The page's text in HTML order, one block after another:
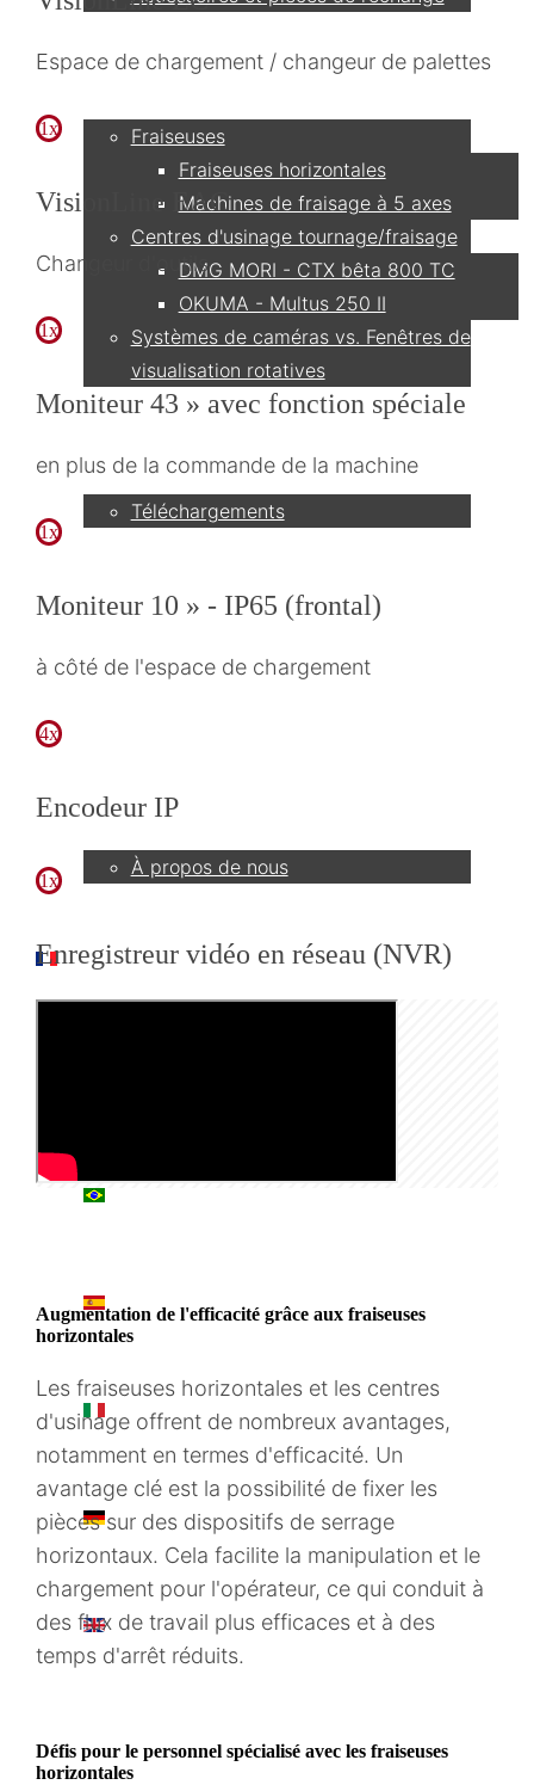
Applications
Fraiseuses
Fraiseuses horizontales
Machines de fraisage à 5 axes
Centres d'usinage tournage/fraisage
DMG MORI - CTX bêta 800 TC
OKUMA - Multus 250 II
Systèmes de caméras vs. Fenêtres de
visualisation rotatives
Téléchargements
Entreprise
À propos de nous
FR
PT
ES
IT
DE
EN
Espace de chargement / changeur de palettes
1x
VisionLine EAC
Changeur d'outils
1x
Moniteur 43 » avec fonction spéciale
en plus de la commande de la machine
1x
Moniteur 10 » - IP65 (frontal)
à côté de l'espace de chargement
4x
Encodeur IP
1x
Enregistreur vidéo en réseau (NVR)
Augmentation de l'efficacité grâce aux fraiseuses
horizontales
Les fraiseuses horizontales et les centres
d'usinage offrent de nombreux avantages,
notamment en termes d'efficacité. Un
avantage clé est la possibilité de fixer les
pièces sur des dispositifs de serrage
horizontaux. Cela facilite la manipulation et le
chargement pour l'opérateur, ce qui conduit à
des flux de travail plus efficaces et à des
temps d'arrêt réduits.
Défis pour le personnel spécialisé avec les fraiseuses
horizontales